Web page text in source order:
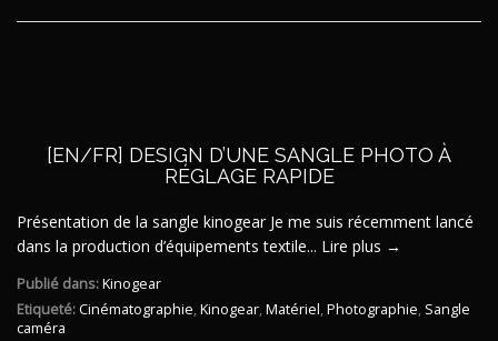
[EN/FR] DESIGN D’UNE SANGLE PHOTO À
RÉGLAGE RAPIDE
Présentation de la sangle kinogear Je me suis récemment lancé
dans la production d’équipements textile... Lire plus →
Publié dans:Kinogear
Etiqueté:Cinématographie,Kinogear,Matériel,Photographie, Sangle
caméra